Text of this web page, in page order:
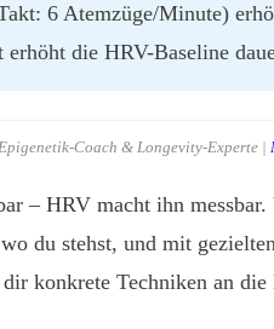
6 Atemzüge/Minute)
erhöht die HRV-Baseline
Coach & Longevity-Experte |
– HRV macht ihn
du stehst, und mit
konkrete Techniken an die